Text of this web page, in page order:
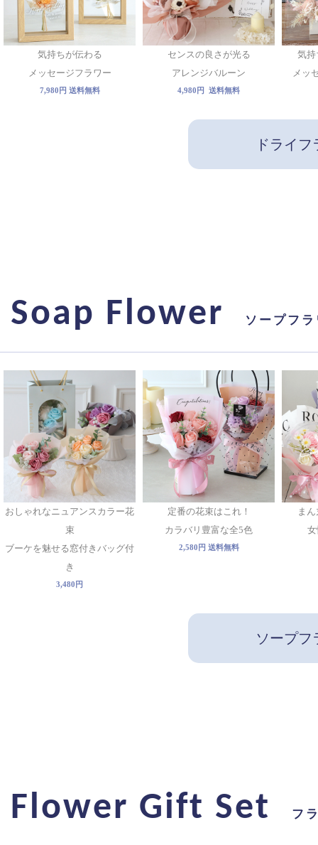
気持ちが伝わる
メッセージフラワー
7,980円 送料無料
センスの良さが光る
アレンジバルーン
4,980円 送料無料
気持
メッ
ドライ
Soap Flower ソープフ
おしゃれなニュアンスカラー花
束
ブーケを魅せる窓付きバッグ付
き
3,480円
定番の花束はこれ！
カラバリ豊富な全5色
2,580円 送料無料
ま
ソープフ
Flower Gift Set フ